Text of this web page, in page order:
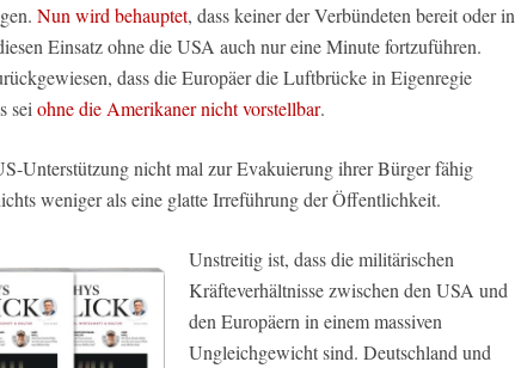
Nun wird behauptet, dass keiner der Verbündeten bereit oder in
Einsatz ohne die USA auch nur eine Minute fortzuführen.
dass die Europäer die Luftbrücke in Eigenregie
sei ohne die Amerikaner nicht vorstellbar.
Unterstützung nicht mal zur Evakuierung ihrer Bürger fähig
weniger als eine glatte Irreführung der Öffentlichkeit.
Unstreitig ist, dass die militärischen
Kräfteverhältnisse zwischen den USA und
den Europäern in einem massiven
Ungleichgewicht sind. Deutschland und